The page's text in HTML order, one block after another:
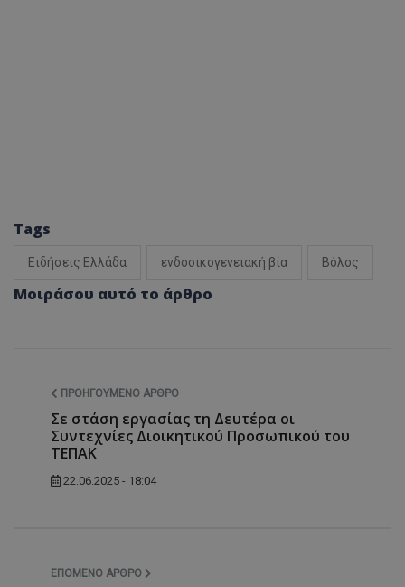
Tags
Ειδήσεις Ελλάδα ενδοοικογενειακή βία Βόλος
Μοιράσου αυτό το άρθρο
ΠΡΟΗΓΟΎΜΕΝΟ ΆΡΘΡΟ
Σε στάση εργασίας τη Δευτέρα οι
Συντεχνίες Διοικητικού Προσωπικού του
ΤΕΠΑΚ
22.06.2025 - 18:04
ΕΠΌΜΕΝΟ ΆΡΘΡΟ